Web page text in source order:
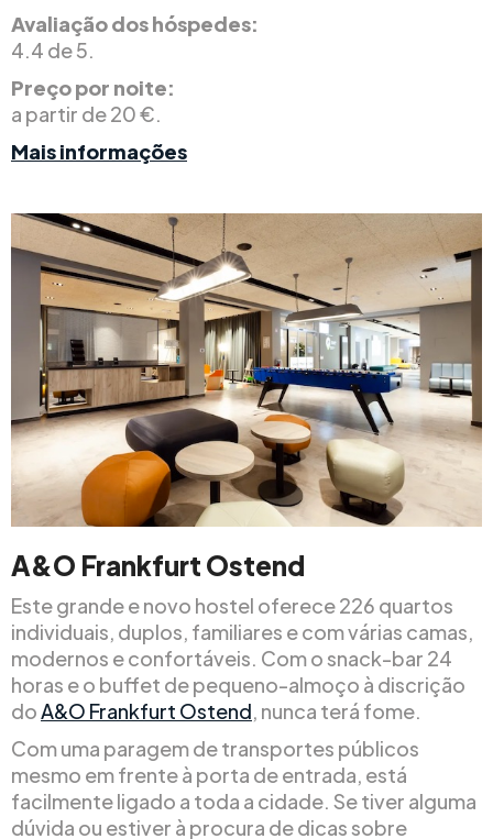
Avaliação dos hóspedes:
4.4 de 5.
Preço por noite:
a partir de 20 €.
Mais informações
A&O Frankfurt Ostend
Este grande e novo hostel oferece 226 quartos
individuais, duplos, familiares e com várias camas,
modernos e confortáveis. Com o snack-bar 24
horas e o buffet de pequeno-almoço à discrição
doA&O Frankfurt Ostend, nunca terá fome.
Com uma paragem de transportes públicos
mesmo em frente à porta de entrada, está
facilmente ligado a toda a cidade. Se tiver alguma
dúvida ou estiver à procura de dicas sobre